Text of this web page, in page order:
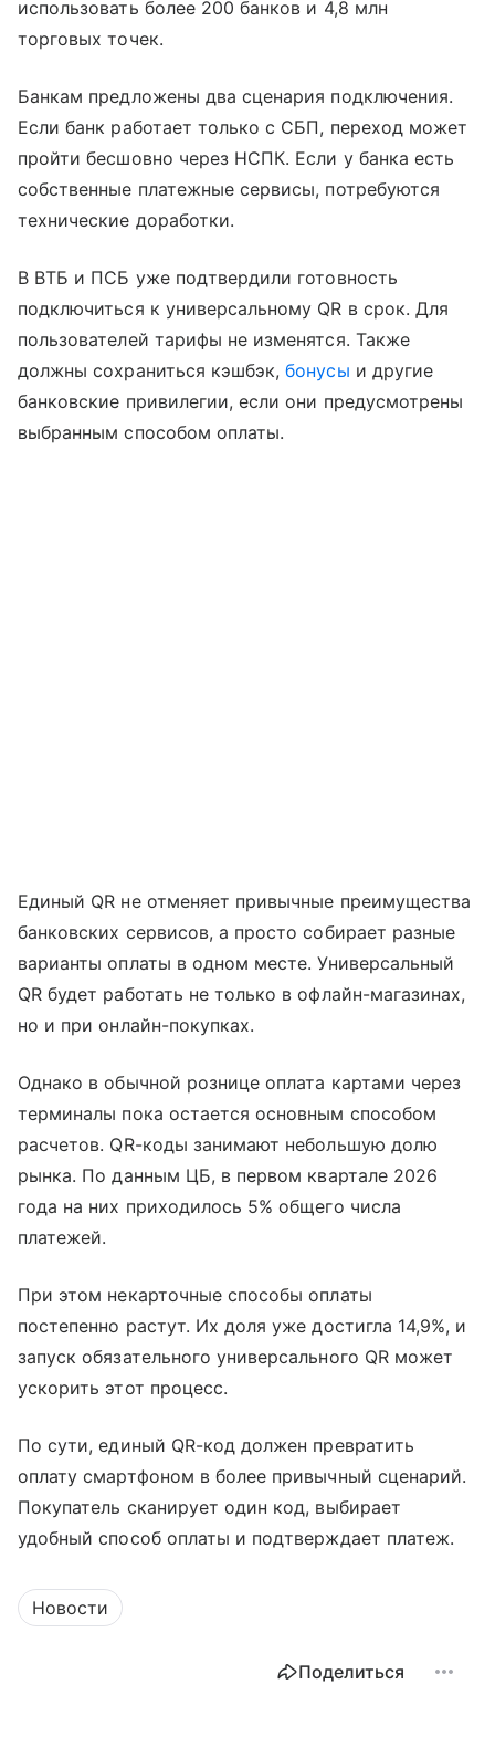
использовать более 200 банков и 4,8 млн
торговых точек.
Банкам предложены два сценария подключения.
Если банк работает только с СБП, переход может
пройти бесшовно через НСПК. Если у банка есть
собственные платежные сервисы, потребуются
технические доработки.
В ВТБ и ПСБ уже подтвердили готовность
подключиться к универсальному QR в срок. Для
пользователей тарифы не изменятся. Также
должны сохраниться кэшбэк,бонусы и другие
банковские привилегии, если они предусмотрены
выбранным способом оплаты.
Единый QR не отменяет привычные преимущества
банковских сервисов, а просто собирает разные
варианты оплаты в одном месте. Универсальный
QR будет работать не только в офлайн-магазинах,
но и при онлайн-покупках.
Однако в обычной рознице оплата картами через
терминалы пока остается основным способом
расчетов. QR-коды занимают небольшую долю
рынка. По данным ЦБ, в первом квартале 2026
года на них приходилось 5% общего числа
платежей.
При этом некарточные способы оплаты
постепенно растут. Их доля уже достигла 14,9%, и
запуск обязательного универсального QR может
ускорить этот процесс.
По сути, единый QR-код должен превратить
оплату смартфоном в более привычный сценарий.
Покупатель сканирует один код, выбирает
удобный способ оплаты и подтверждает платеж.
Новости
Поделиться